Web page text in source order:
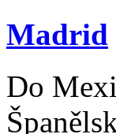
Madrid
Do